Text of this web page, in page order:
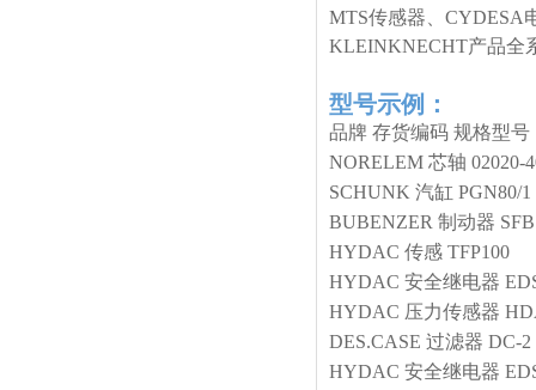
MTS传感器、CYDESA
KLEINKNECHT产品全
型号示例：
品牌 存货编码 规格型号
NORELEM 芯轴 02020-
SCHUNK 汽缸
BUBENZER 制动器
HYDAC 传感 TFP100
HYDAC 安全继电器
HYDAC 压力传感器
DES.CASE 过滤器 DC-2
HYDAC 安全继电器